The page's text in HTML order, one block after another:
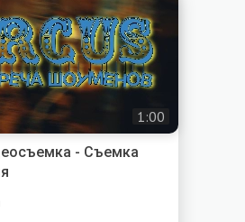
1:00
- Съемка